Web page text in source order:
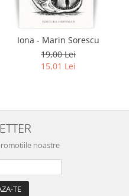
Iona - Marin Sorescu
19,00 Lei
15,01 Lei
noastre